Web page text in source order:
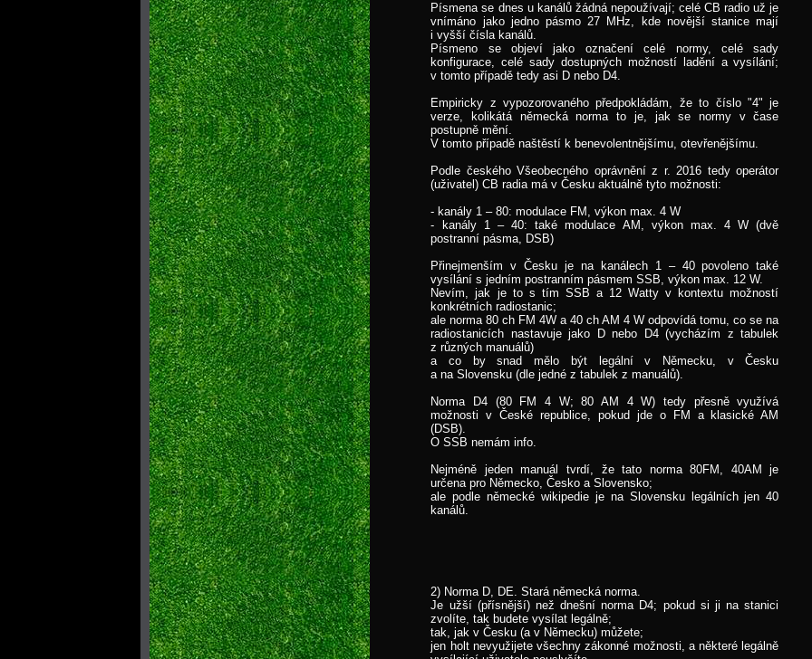
Písmena se dnes u kanálů žádná nepoužívají; celé CB radio už je
vnímáno jako jedno pásmo 27 MHz, kde novější stanice mají
i vyšší čísla kanálů.
Písmeno se objeví jako označení celé normy, celé sady
konfigurace, celé sady dostupných možností ladění a vysílání;
v tomto případě tedy asi D nebo D4.
Empiricky z vypozorovaného předpokládám, že to číslo "4" je
verze, kolikátá německá norma to je, jak se normy v čase
postupně mění.
V tomto případě naštěstí k benevolentnějšímu, otevřenějšímu.
Podle českého Všeobecného oprávnění z r. 2016 tedy operátor
(uživatel) CB radia má v Česku aktuálně tyto možnosti:
- kanály 1 – 80: modulace FM, výkon max. 4 W
- kanály 1 – 40: také modulace AM, výkon max. 4 W (dvě
postranní pásma, DSB)
Přinejmenším v Česku je na kanálech 1 – 40 povoleno také
vysílání s jedním postranním pásmem SSB, výkon max. 12 W.
Nevím, jak je to s tím SSB a 12 Watty v kontextu možností
konkrétních radiostanic;
ale norma 80 ch FM 4W a 40 ch AM 4 W odpovídá tomu, co se na
radiostanicích nastavuje jako D nebo D4 (vycházím z tabulek
z různých manuálů)
a co by snad mělo být legální v Německu, v Česku
a na Slovensku (dle jedné z tabulek z manuálů).
Norma D4 (80 FM 4 W; 80 AM 4 W) tedy přesně využívá
možnosti v České republice, pokud jde o FM a klasické AM
(DSB).
O SSB nemám info.
Nejméně jeden manuál tvrdí, že tato norma 80FM, 40AM je
určena pro Německo, Česko a Slovensko;
ale podle německé wikipedie je na Slovensku legálních jen 40
kanálů.
2) Norma D, DE. Stará německá norma.
Je užší (přísnější) než dnešní norma D4; pokud si ji na stanici
zvolíte, tak budete vysílat legálně;
tak, jak v Česku (a v Německu) můžete;
jen holt nevyužijete všechny zákonné možnosti, a některé legálně